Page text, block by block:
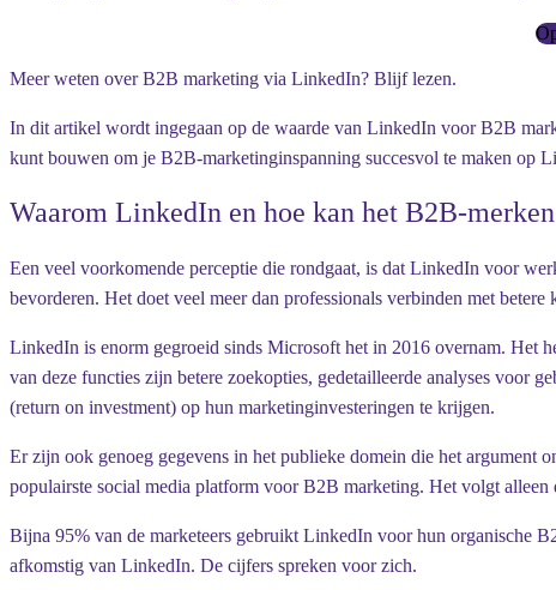
Meer weten over B2B marketing via LinkedIn? Blijf lezen.
In dit artikel wordt ingegaan op de waarde van LinkedIn voor B2B
kunt bouwen om je B2B-marketinginspanning succesvol te maken op
Waarom LinkedIn en hoe kan het B2B-
Een veel voorkomende perceptie die rondgaat, is dat LinkedIn voor
bevorderen. Het doet veel meer dan professionals verbinden met
LinkedIn is enorm gegroeid sinds Microsoft het in 2016 overnam. Het
van deze functies zijn betere zoekopties, gedetailleerde analyses voor
(return on investment) op hun marketinginvesteringen te krijgen.
Er zijn ook genoeg gegevens in het publieke domein die het argument
populairste social media platform voor B2B marketing. Het volgt
Bijna 95% van de marketeers gebruikt LinkedIn voor hun organische
afkomstig van LinkedIn. De cijfers spreken voor zich.